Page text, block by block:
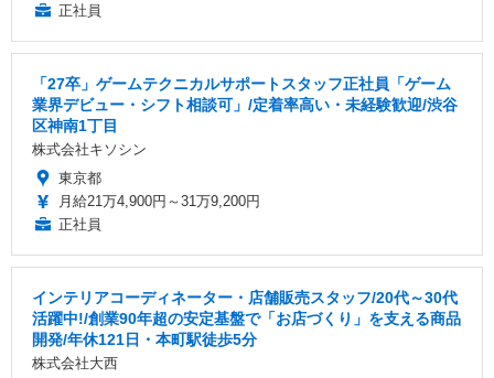
正社員
「27卒」ゲームテクニカルサポートスタッフ正社員「ゲーム
業界デビュー・シフト相談可」/定着率高い・未経験歓迎/渋谷
区神南1丁目
株式会社キソシン
東京都
月給21万4,900円～31万9,200円
正社員
インテリアコーディネーター・店舗販売スタッフ/20代～30代
活躍中!/創業90年超の安定基盤で「お店づくり」を支える商品
開発/年休121日・本町駅徒歩5分
株式会社大西